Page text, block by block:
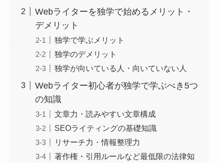
Webライターを独学で始めるメリット・
デメリット
独学で学ぶメリット
独学のデメリット
独学が向いている人・向いていない人
Webライター初心者が独学で学ぶべき5つ
の知識
文章力・読みやすい文章構成
SEOライティングの基礎知識
リサーチ力・情報整理力
著作権・引用ルールなど最低限の法律知